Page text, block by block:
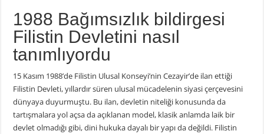
1988 Bağımsızlık bildirgesi
Filistin Devletini nasıl
tanımlıyordu
15 Kasım 1988’de Filistin Ulusal Konseyi’nin Cezayir’de ilan ettiği
Filistin Devleti, yıllardır süren ulusal mücadelenin siyasi çerçevesini
dünyaya duyurmuştu. Bu ilan, devletin niteliği konusunda da
tartışmalara yol açsa da açıklanan model, klasik anlamda laik bir
devlet olmadığı gibi, dini hukuka dayalı bir yapı da değildi. Filistin